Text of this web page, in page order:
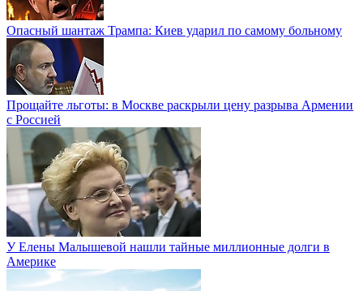
Опасный шантаж Трампа: Киев ударил по самому больному
Прощайте льготы: в Москве раскрыли цену разрыва Армении
с Россией
У Елены Малышевой нашли тайные миллионные долги в
Америке